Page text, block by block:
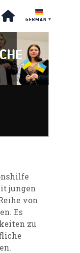
GERMAN ▼
jungen
von
Es
zu